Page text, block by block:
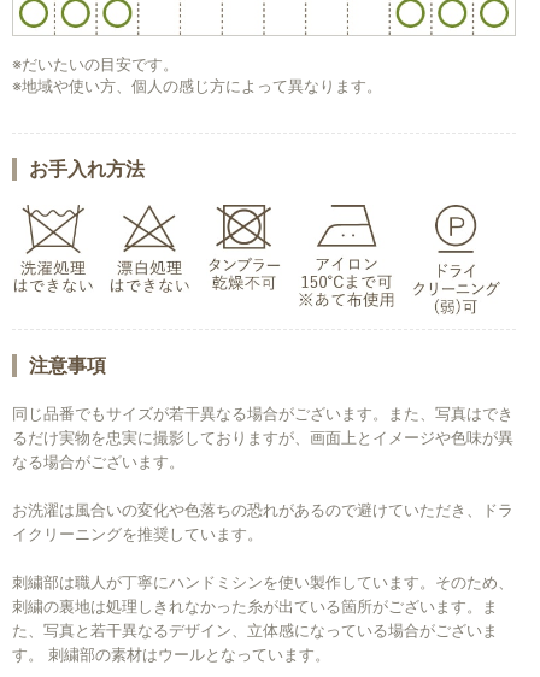
※だいたいの目安です。
※地域や使い方、個人の感じ方によって異なります。
お手入れ方法
注意事項
同じ品番でもサイズが若干異なる場合がございます。また、写真はでき
るだけ実物を忠実に撮影しておりますが、画面上とイメージや色味が異
なる場合がございます。
お洗濯は風合いの変化や色落ちの恐れがあるので避けていただき、ドラ
イクリーニングを推奨しています。
刺繍部は職人が丁寧にハンドミシンを使い製作しています。そのため、
刺繍の裏地は処理しきれなかった糸が出ている箇所がございます。ま
た、写真と若干異なるデザイン、立体感になっている場合がございま
す。 刺繍部の素材はウールとなっています。